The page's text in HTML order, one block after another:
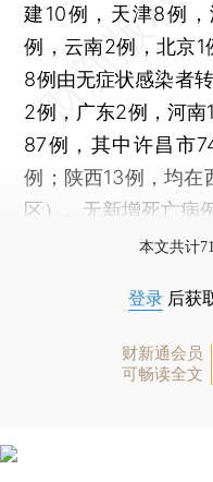
建10例，天津8例
例，云南2例，北京1
8例由无症状感染者
2例，广东2例，河南
87例，其中许昌市
例；陕西13例，均在
区）。无新增死亡病
本文共计
登录 后获
财新通会员
可畅读全文